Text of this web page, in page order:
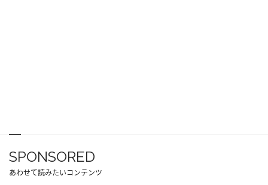
SPONSORED
あわせて読みたいコンテンツ